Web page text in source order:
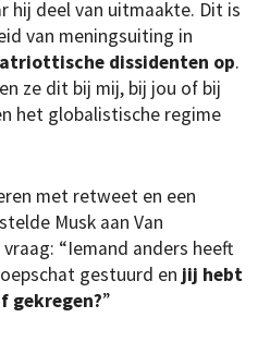
hij deel van uitmaakte. Dit is
van meningsuiting in
dissidenten op.
ze dit bij mij, bij jou of bij
het globalistische regime
met retweet en een
Musk aan Van
“Iemand anders heeft
gestuurd en jij hebt
gekregen?”